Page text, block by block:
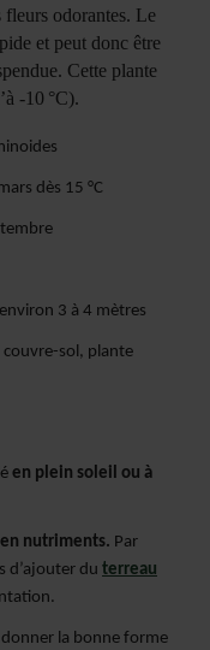
fleurs odorantes. Le
et peut donc être
Cette plante
-10 °C).
dès 15 °C
3 à 4 mètres
sol, plante
en plein soleil ou à
nutriments. Par
d’ajouter du terreau
donner la bonne forme